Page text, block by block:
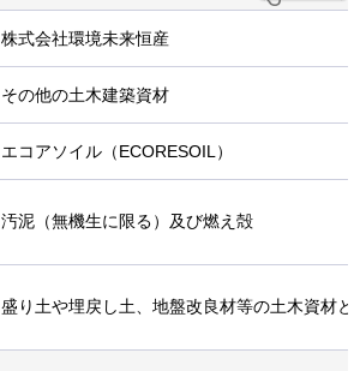
株式会社環境未来恒産
その他の土木建築資材
エコアソイル（ECORESOIL）
汚泥（無機生に限る）及び燃え殻
盛り土や埋戻し土、地盤改良材等の土木資材